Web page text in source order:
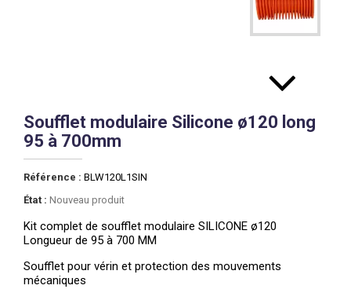
Soufflet modulaire Silicone ø120 long
95 à 700mm
Référence : BLW120L1SIN
État : Nouveau produit
Kit complet de soufflet modulaire SILICONE ø120
Longueur de 95 à 700 MM
Soufflet pour vérin et protection des mouvements
mécaniques